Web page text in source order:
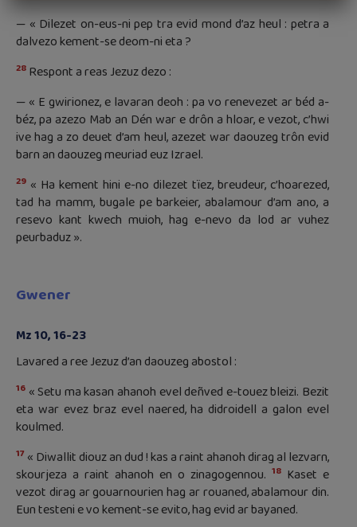
— « Dilezet on-eus-ni pep tra evid mond d’az heul : petra a
dalvezo kement-se deom-ni eta ?
28 Respont a reas Jezuz dezo :
— « E gwirionez, e lavaran deoh : pa vo renevezet ar béd a-
béz, pa azezo Mab an Dén war e drôn a hloar, e vezot, c’hwi
ive hag a zo deuet d’am heul, azezet war daouzeg trôn evid
barn an daouzeg meuriad euz Izrael.
29 « Ha kement hini e-no dilezet tïez, breudeur, c’hoarezed,
tad ha mamm, bugale pe barkeier, abalamour d’am ano, a
resevo kant kwech muioh, hag e-nevo da lod ar vuhez
peurbaduz ».
Gwener
Mz 10, 16-23
Lavared a ree Jezuz d’an daouzeg abostol :
16 « Setu ma kasan ahanoh evel deñved e-touez bleizi. Bezit
eta war evez braz evel naered, ha didroidell a galon evel
koulmed.
17 « Diwallit diouz an dud ! kas a raint ahanoh dirag al lezvarn,
skourjeza a raint ahanoh en o zinagogennou. 18 Kaset e
vezot dirag ar gouarnourien hag ar rouaned, abalamour din.
Eun testeni e vo kement-se evito, hag evid ar bayaned.